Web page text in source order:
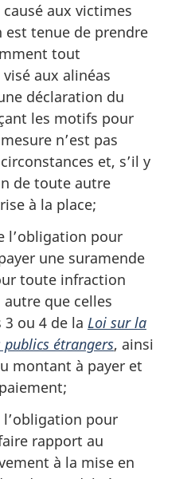
aux victimes
est tenue de prendre
tout
aux alinéas
déclaration du
les motifs pour
n’est pas
et, s’il y
de toute autre
à la place;
l’obligation pour
une suramende
toute infraction
autre que celles
ou 4 de la Loi sur la
publics étrangers, ainsi
montant à payer et
pour
rapport au
à la mise en